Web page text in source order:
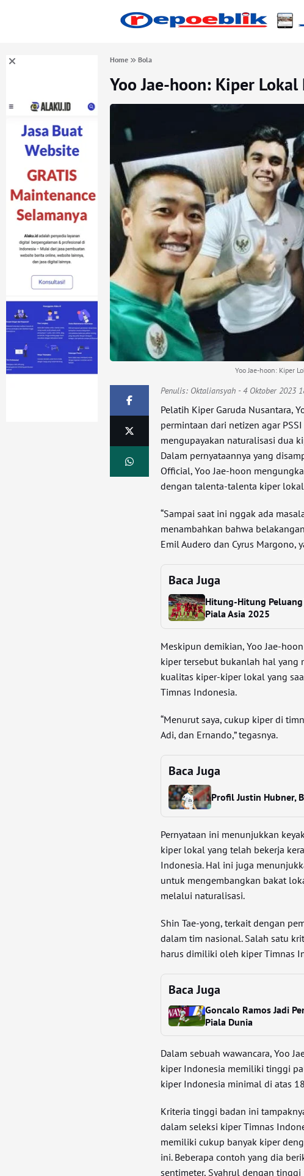
Home Bola
Yoo Jae-hoon: Kiper
Yoo Jae-hoon: Kiper
Penulis: Oktaliansyah - 4 Oktober 2023
Pelatih Kiper Garuda Nusantara,
permintaan dari netizen agar
mengupayakan naturalisasi dua
Dalam pernyataannya yang
Official, Yoo Jae-hoon
dengan talenta-talenta kiper
“Sampai saat ini nggak ada
menambahkan bahwa
Emil Audero dan Cyrus Margono,
Baca Juga
Hitung-Hitung
Piala Asia 2025
Meskipun demikian, Yoo Jae-
kiper tersebut bukanlah hal yang
kualitas kiper-kiper lokal yang
Timnas Indonesia.
“Menurut saya, cukup kiper di
Adi, dan Ernando,” tegasnya.
Baca Juga
Profil Justin Hubner,
Pernyataan ini menunjukkan
kiper lokal yang telah bekerja
Indonesia. Hal ini juga
untuk mengembangkan bakat
melalui naturalisasi.
Shin Tae-yong, terkait dengan
dalam tim nasional. Salah satu
harus dimiliki oleh kiper Timnas
Baca Juga
Goncalo Ramos Jadi
Piala Dunia
Dalam sebuah wawancara, Yoo
kiper Indonesia memiliki tinggi
kiper Indonesia minimal di atas
Kriteria tinggi badan ini
dalam seleksi kiper Timnas
memiliki cukup banyak kiper
ini. Beberapa contoh yang dia
sentimeter, Syahrul dengan